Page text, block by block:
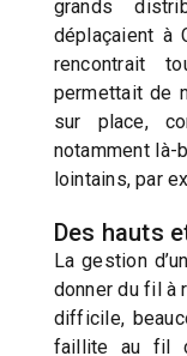
grands
déplaçaient à
rencontrait
permettait de
sur place,
notamment là-
lointains, par
Des hauts
La gestion
donner du fil à
difficile,
faillite au fil